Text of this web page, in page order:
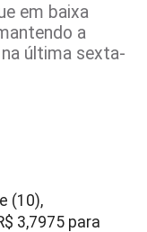
em baixa
a
última sexta-
(10),
3,7975 para